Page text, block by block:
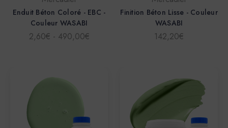
Enduit Béton Coloré - EBC -
Couleur WASABI
2,60€ - 490,00€
Finition Béton Lisse - Couleur
WASABI
142,20€